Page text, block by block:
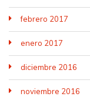
febrero 2017
enero 2017
diciembre 2016
noviembre 2016